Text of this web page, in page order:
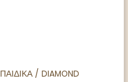
ΠΑΙΔΙΚΑ/ DIAMOND